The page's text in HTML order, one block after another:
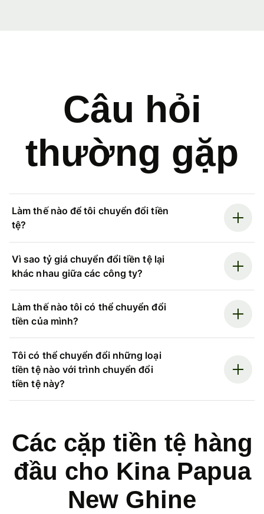
Câu hỏi
thường gặp
Làm thế nào để tôi chuyển đổi tiền
tệ?
Vì sao tỷ giá chuyển đổi tiền tệ lại
khác nhau giữa các công ty?
Làm thế nào tôi có thể chuyển đổi
tiền của mình?
Tôi có thể chuyển đổi những loại
tiền tệ nào với trình chuyển đổi
tiền tệ này?
Các cặp tiền tệ hàng
đầu cho Kina Papua
New Ghine